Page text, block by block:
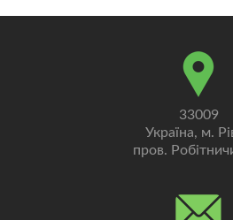
33009
Україна, м.
пров.